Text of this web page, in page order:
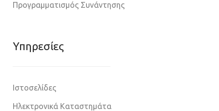
Προγραμματισμός Συνάντησης
Υπηρεσίες
Ιστοσελίδες
Ηλεκτρονικά Καταστημάτα